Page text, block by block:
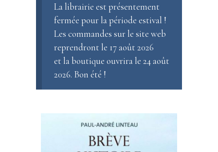
La librairie est présentement
fermée pour la période estival !
Les commandes sur le site web
reprendront le 17 août 2026
et la boutique ouvrira le 24 août
2026. Bon été !